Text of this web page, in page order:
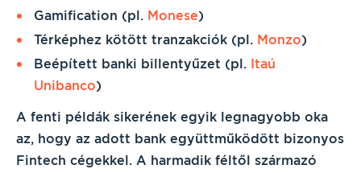
Gamification (pl. Monese)
Térképhez kötött tranzakciók (pl. Monzo)
Beépített banki billentyűzet (pl. Itaú
Unibanco)
A fenti példák sikerének egyik legnagyobb oka
az, hogy az adott bank együttműködött bizonyos
Fintech cégekkel. A harmadik féltől származó